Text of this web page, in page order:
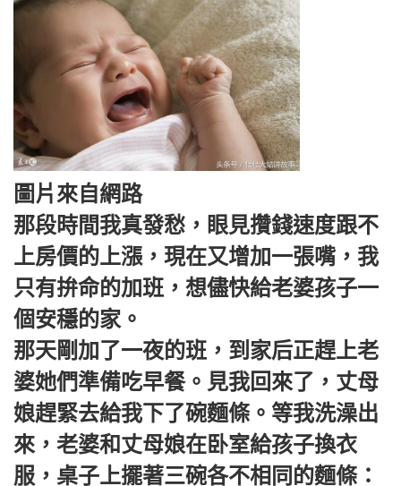
圖片來自網路
那段時間我真發愁，眼見攢錢速度跟不
上房價的上漲，現在又增加一張嘴，我
只有拚命的加班，想儘快給老婆孩子一
個安穩的家。
那天剛加了一夜的班，到家后正趕上老
婆她們準備吃早餐。見我回來了，丈母
娘趕緊去給我下了碗麵條。等我洗澡出
來，老婆和丈母娘在卧室給孩子換衣
服，桌子上擺著三碗各不相同的麵條：